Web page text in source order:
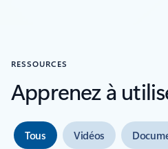
RESSOURCES
Apprenez à
Tous Vidéos